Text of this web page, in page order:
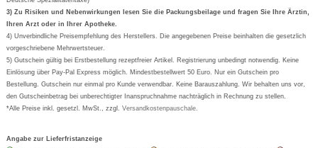
Formoline
Wick
Eucerin
Basica
3) Zu Risiken und Nebenwirkungen lesen Sie die Packungsbeilage und fragen Sie Ihre Ärztin,
Ihren Arzt oder in Ihrer Apotheke.
4) Unverbindliche Preisempfehlung des Herstellers. Die angegebenen Preise beinhalten die gesetzlich
vorgeschriebene Mehrwertsteuer.
5) Gutschein gültig bei Erstbestellung rezeptfreier Artikel. Registrierung unbedingt notwendig. Keine
Einlösung über Pay-Pal Express möglich. Mindestbestellwert 50 Euro. Nur ein Gutschein pro
Bestellung. Gutschein nur einmal pro Kunde verwendbar. Keine Barauszahlung. Wir behalten uns vor,
den Gutscheinbetrag bei unberechtigter Inanspruchnahme nachträglich in Rechnung zu stellen.
*Alle Preise inkl. gesetzl. MwSt., zzgl.Versandkostenpauschale
Angabe zur Lieferfristanzeige